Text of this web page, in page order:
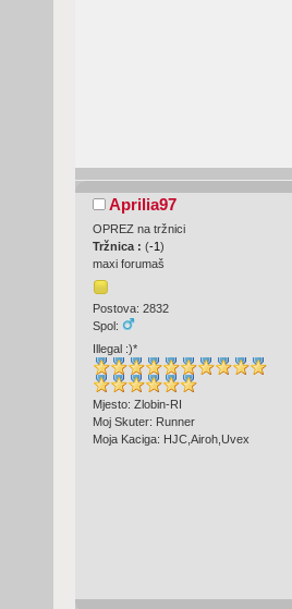
Aprilia97
OPREZ na tržnici
Tržnica : (-1 )
maxi forumaš
Postova: 2832
Spol:
Illegal :)*
Mjesto: Zlobin-RI
Moj Skuter: Runner
Moja Kaciga: HJC,Airoh,Uvex